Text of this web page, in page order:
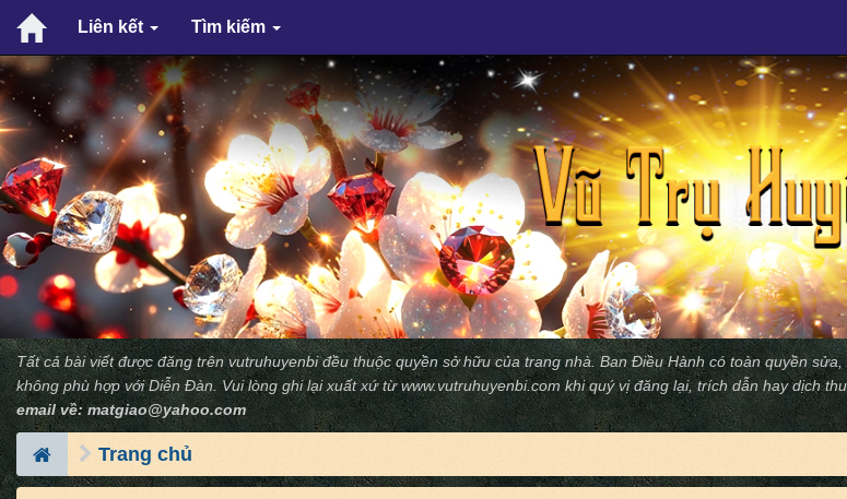
Liên kết Tìm kiếm
Tất cả bài viết được đăng trên vutruhuyenbi đều thuộc quyền sở hữu của trang nhà. Ban Ðiều Hành có toàn quyền
không phù hợp với Diễn Ðàn. Vui lòng ghi lại xuất xứ từwww.vutruhuyenbi.com khi quý vị đăng lại, trích dẫn hay dịch
email về:matgiao@yahoo.com
Trang chủ